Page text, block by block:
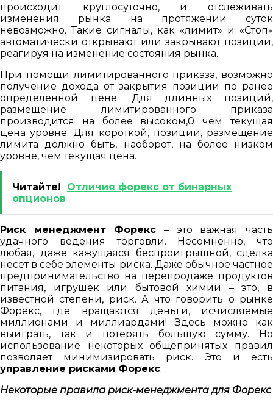
происходит круглосуточно, и отслеживать
изменения рынка на протяжении суток
невозможно. Такие сигналы, как «лимит» и «Стоп»
автоматически открывают или закрывают позиции,
реагируя на изменение состояния рынка.
При помощи лимитированного приказа, возможно
получение дохода от закрытия позиции по ранее
определенной цене. Для длинных позиций,
размещение лимитированного приказа
производится на более высоком,0 чем текущая
цена уровне. Для короткой, позиции, размещение
лимита должно быть, наоборот, на более низком
уровне, чем текущая цена.
Читайте!
Отличия форекс от бинарных
опционов
Риск менеджмент Форекс – это важная часть
удачного ведения торговли. Несомненно, что
любая, даже кажущаяся беспроигрышной, сделка
несет в себе элементы риска. Даже обычное частное
предпринимательство на перепродаже продуктов
питания, игрушек или бытовой химии – это, в
известной степени, риск. А что говорить о рынке
Форекс, где вращаются деньги, исчисляемые
миллионами и миллиардами! Здесь можно как
выиграть, так и потерять большую сумму. Но
использование некоторых общепринятых правил
позволяет минимизировать риск. Это и есть
управление рисками Форекс.
Некоторые правила риск-менеджмента для Форекс